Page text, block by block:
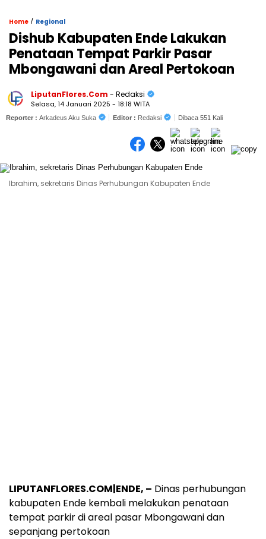
Home / Regional
Dishub Kabupaten Ende Lakukan
Penataan Tempat Parkir Pasar
Mbongawani dan Areal Pertokoan
LiputanFlores.Com - Redaksi
Selasa, 14 Januari 2025 - 18:18 WITA
Reporter : Arkadeus Aku Suka Editor : Redaksi Dibaca 551 Kali
Ibrahim, sekretaris Dinas Perhubungan Kabupaten Ende
LIPUTANFLORES.COM|ENDE, – Dinas perhubungan
kabupaten Ende kembali melakukan penataan
tempat parkir di areal pasar Mbongawani dan
sepanjang pertokoan